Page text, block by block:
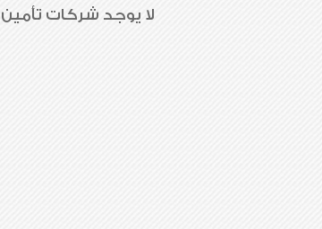
لا يوجد شركات تأمين